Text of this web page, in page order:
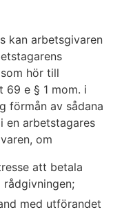
kan arbetsgivaren
hör till
69 e § 1 mom. i
förmån av sådana
en arbetstagares
om
att betala
med utförandet